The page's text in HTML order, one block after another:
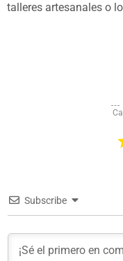
talleres artesanales o
Subscribe